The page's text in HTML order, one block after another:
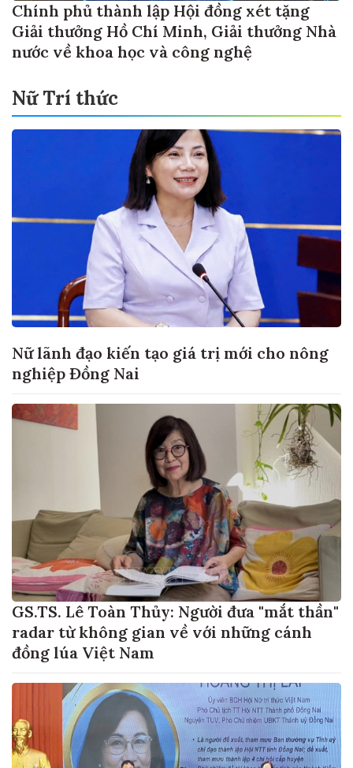
Chính phủ thành lập Hội đồng xét tặng
Giải thưởng Hồ Chí Minh, Giải thưởng Nhà
nước về khoa học và công nghệ
Nữ Trí thức
Nữ lãnh đạo kiến tạo giá trị mới cho nông
nghiệp Đồng Nai
GS.TS. Lê Toàn Thủy: Người đưa "mắt thần"
radar từ không gian về với những cánh
đồng lúa Việt Nam